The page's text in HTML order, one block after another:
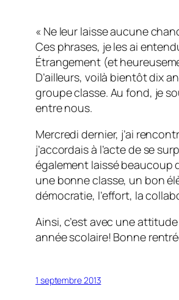
« Ne leur laisse aucune
Ces phrases, je les ai
Étrangement (et
D’ailleurs, voilà bientôt dix
groupe classe. Au fond, je
entre nous.
Mercredi dernier, j’ai
j’accordais à l’acte de se
également laissé beaucoup
une bonne classe, un bon
démocratie, l’effort, la
Ainsi, c’est avec une
année scolaire! Bonne
1 septembre 2013